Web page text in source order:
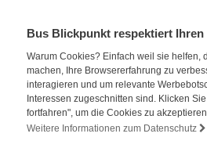
Bus Blickpunkt respektiert Ihren
Warum Cookies? Einfach weil sie helfen,
machen, Ihre Browsererfahrung zu
interagieren und um relevante
Interessen zugeschnitten sind. Klicken
fortfahren", um die Cookies zu
Weitere Informationen zum Datenschutz